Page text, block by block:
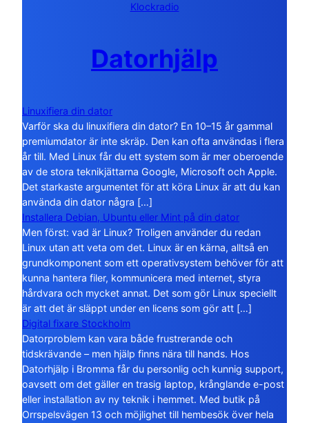
Klockradio
Datorhjälp
Linuxifiera din dator
Varför ska du linuxifiera din dator? En 10–15 år gammal
premiumdator är inte skräp. Den kan ofta användas i flera
år till. Med Linux får du ett system som är mer oberoende
av de stora teknikjättarna Google, Microsoft och Apple.
Det starkaste argumentet för att köra Linux är att du kan
använda din dator några […]
Installera Debian, Ubuntu eller Mint på din dator
Men först: vad är Linux? Troligen använder du redan
Linux utan att veta om det. Linux är en kärna, alltså en
grundkomponent som ett operativsystem behöver för att
kunna hantera filer, kommunicera med internet, styra
hårdvara och mycket annat. Det som gör Linux speciellt
är att det är släppt under en licens som gör att […]
Digital fixare Stockholm
Datorproblem kan vara både frustrerande och
tidskrävande – men hjälp finns nära till hands. Hos
Datorhjälp i Bromma får du personlig och kunnig support,
oavsett om det gäller en trasig laptop, krånglande e-post
eller installation av ny teknik i hemmet. Med butik på
Orrspelsvägen 13 och möjlighet till hembesök över hela